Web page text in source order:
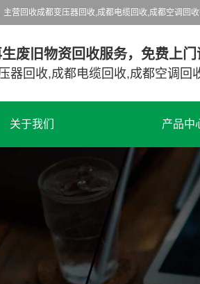
营回收成都变压器回收,成都电缆回收,成都空调回收
废旧物资回收服务，免费上
器回收,成都电缆回收,成都空调回
关于我们 产品中